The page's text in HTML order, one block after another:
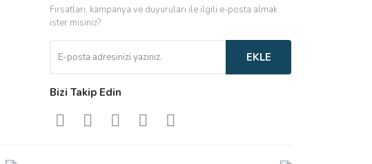
Fırsatları, kampanya ve duyuruları ile ilgili e-posta almak
ister misiniz?
EKLE
Bizi Takip Edin